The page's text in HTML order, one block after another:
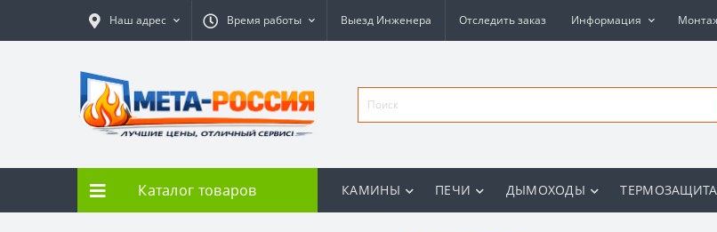
Наш адрес Время работы Выезд Инженера Отследить заказ Информация
Каталог товаров КАМИНЫ ПЕЧИ ДЫМОХОДЫ ТЕРМОЗАЩИТА